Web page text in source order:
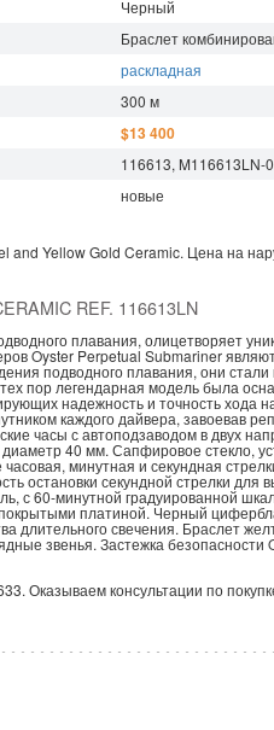
Черный
Браслет
раскладная
300 м
$13 400
116613, M116613LN-
новые
and Yellow Gold Ceramic. Цена на
REF. 116613LN
плавания, олицетворяет
Oyster Perpetual Submariner
подводного плавания, они
пор легендарная модель была
надежность и точность хода
каждого дайвера, завоевав
часы с автоподзаводом в двух
40 мм. Сапфировое стекло,
минутная и секундная
остановки секундной стрелки
с 60-минутной градуированной
платиной. Черный
длительного свечения. Браслет
звенья. Застежка
Оказываем консультации по